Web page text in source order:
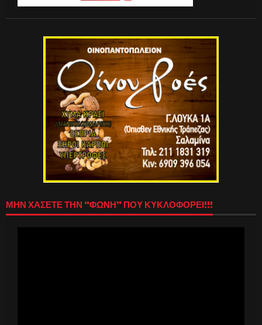
ΜΗΝ ΧΑΣΕΤΕ ΤΗΝ “ΦΩΝΗ” ΠΟΥ ΚΥΚΛΟΦΟΡΕΙ!!!